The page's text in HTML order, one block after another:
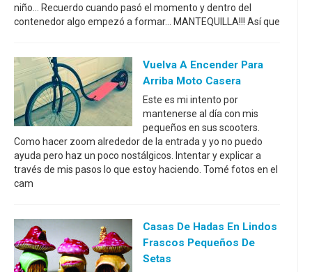
niño... Recuerdo cuando pasó el momento y dentro del
contenedor algo empezó a formar... MANTEQUILLA!!! Así que
Vuelva A Encender Para
Arriba Moto Casera
Este es mi intento por
mantenerse al día con mis
pequeños en sus scooters.
Como hacer zoom alrededor de la entrada y yo no puedo
ayuda pero haz un poco nostálgicos. Intentar y explicar a
través de mis pasos lo que estoy haciendo. Tomé fotos en el
cam
Casas De Hadas En Lindos
Frascos Pequeños De
Setas